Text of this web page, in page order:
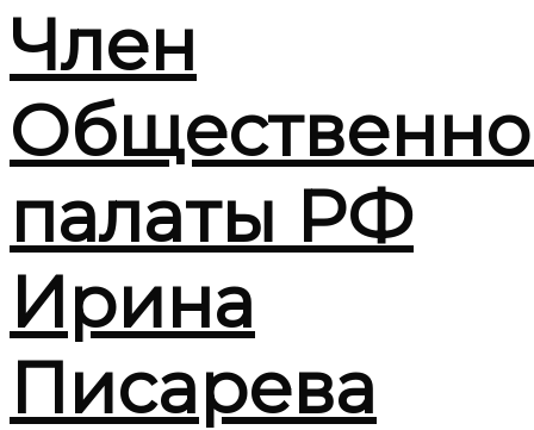
Член
палаты РФ
Ирина
Писарева